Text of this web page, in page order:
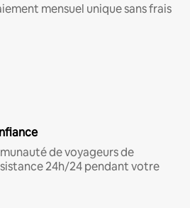
mensuel unique sans frais
de voyageurs de
24h/24 pendant votre